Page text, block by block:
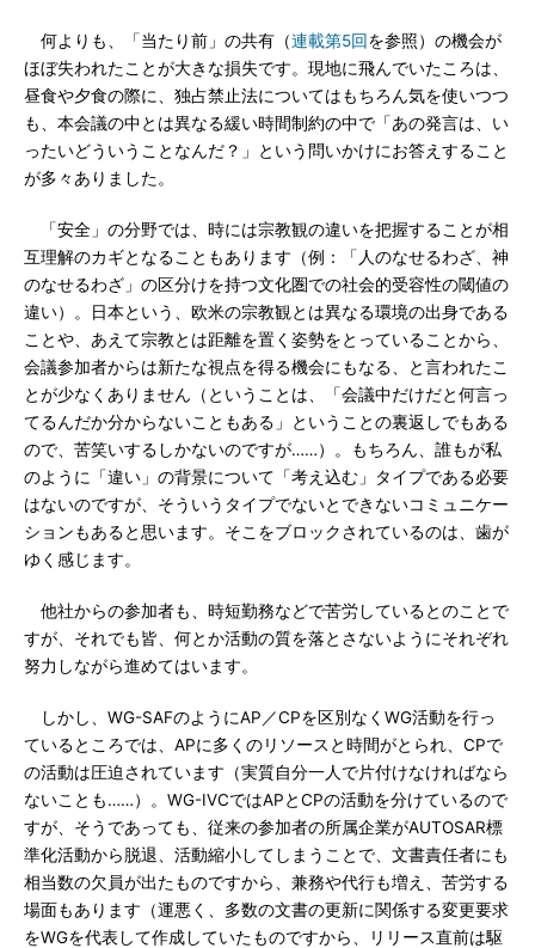
何よりも、「当たり前」の共有（連載第5回を参照）の機会が
ほぼ失われたことが大きな損失です。現地に飛んでいたころは、
昼食や夕食の際に、独占禁止法についてはもちろん気を使いつつ
も、本会議の中とは異なる緩い時間制約の中で「あの発言は、い
ったいどういうことなんだ？」という問いかけにお答えすること
が多々ありました。
「安全」の分野では、時には宗教観の違いを把握することが相
互理解のカギとなることもあります（例：「人のなせるわざ、神
のなせるわざ」の区分けを持つ文化圏での社会的受容性の閾値の
違い）。日本という、欧米の宗教観とは異なる環境の出身である
ことや、あえて宗教とは距離を置く姿勢をとっていることから、
会議参加者からは新たな視点を得る機会にもなる、と言われたこ
とが少なくありません（ということは、「会議中だけだと何言っ
てるんだか分からないこともある」ということの裏返しでもある
ので、苦笑いするしかないのですが……）。もちろん、誰もが私
のように「違い」の背景について「考え込む」タイプである必要
はないのですが、そういうタイプでないとできないコミュニケー
ションもあると思います。そこをブロックされているのは、歯が
ゆく感じます。
他社からの参加者も、時短勤務などで苦労しているとのことで
すが、それでも皆、何とか活動の質を落とさないようにそれぞれ
努力しながら進めてはいます。
しかし、WG-SAFのようにAP／CPを区別なくWG活動を行っ
ているところでは、APに多くのリソースと時間がとられ、CPで
の活動は圧迫されています（実質自分一人で片付けなければなら
ないことも……）。WG-IVCではAPとCPの活動を分けているので
すが、そうであっても、従来の参加者の所属企業がAUTOSAR標
準化活動から脱退、活動縮小してしまうことで、文書責任者にも
相当数の欠員が出たものですから、兼務や代行も増え、苦労する
場面もあります（運悪く、多数の文書の更新に関係する変更要求
をWGを代表して作成していたものですから、リリース直前は駆